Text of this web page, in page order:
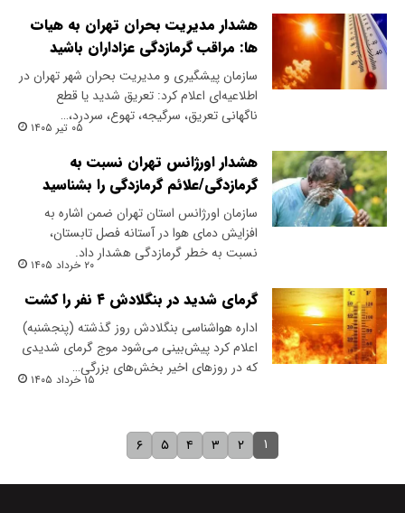
هشدار مدیریت بحران تهران به هیات
ها: مراقب گرمازدگی عزاداران باشید
سازمان پیشگیری و مدیریت بحران شهر تهران در
اطلاعیه‌ای اعلام کرد: تعریق شدید یا قطع
ناگهانی تعریق، سرگیجه، تهوع، سردرد،…
۰۵ تیر ۱۴۰۵
هشدار اورژانس تهران نسبت به
گرمازدگی/علائم گرمازدگی را بشناسید
سازمان اورژانس استان تهران ضمن اشاره به
افزایش دمای هوا در آستانه فصل تابستان،
نسبت به خطر گرمازدگی هشدار داد.
۲۰ خرداد ۱۴۰۵
گرمای شدید در بنگلادش ۴ نفر را کشت
اداره هواشناسی بنگلادش روز گذشته (پنجشنبه)
اعلام کرد پیش‌بینی می‌شود موج گرمای شدیدی
که در روزهای اخیر بخش‌های بزرگی…
۱۵ خرداد ۱۴۰۵
۱ ۲ ۳ ۴ ۵ ۶